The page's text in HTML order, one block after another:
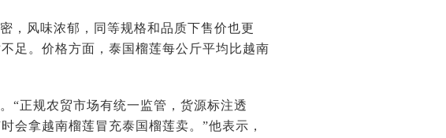
，风味浓郁，同等规格和品质下售价也更
足。价格方面，泰国榴莲每公斤平均比越南
“正规农贸市场有统一监管，货源标注透
会拿越南榴莲冒充泰国榴莲卖。”他表示，